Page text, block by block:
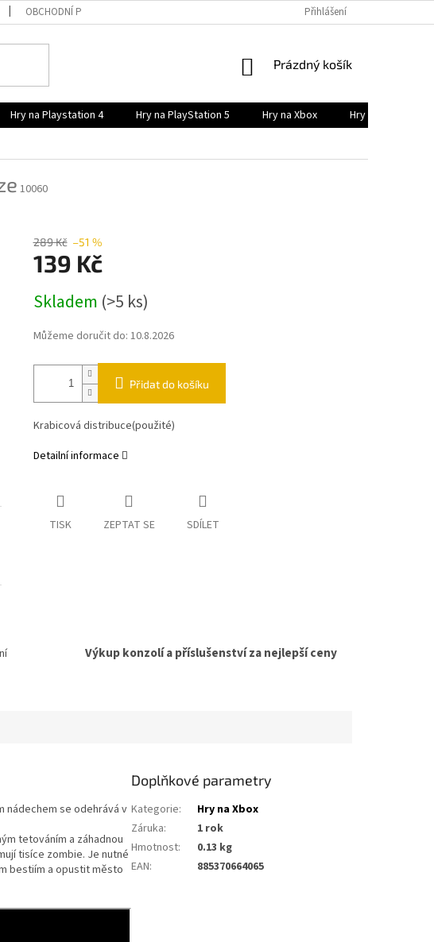
OBCHODNÍ PODMÍNKY PODMÍNKY OCHRANY OSOBNÍCH ÚDAJŮ
Přihlášení
NÁKUPNÍ
Prázdný košík
Hry na Playstation 4 Hry na PlayStation 5 Hry na Xbox
Hry na Xbox
10060
289 Kč –51 %
139 Kč
cena:
Skladem (>5 ks)
Můžeme doručit do: 10.8.2026
Přidat do košíku
Krabicová distribuce(použité)
Detailní informace
TISK ZEPTAT SE SDÍLET
Výkup konzolí a příslušenství za nejlepší ceny
nádechem se odehrává v
tetováním a záhadnou
tisíce zombie. Je nutné
bestiím a opustit město
Doplňkové parametry
Kategorie:
Hry na Xbox
Záruka:
1 rok
Hmotnost:
0.13 kg
EAN: 885370664065